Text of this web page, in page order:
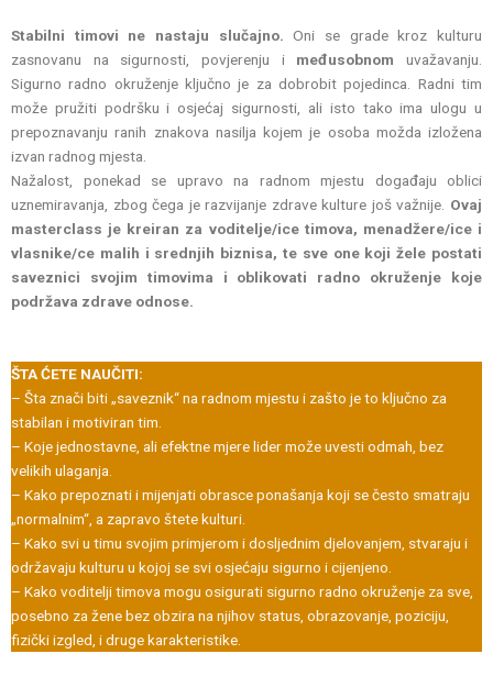
Stabilni timovi ne nastaju slučajno. Oni se grade kroz kulturu
zasnovanu na sigurnosti, povjerenju i međusobnom uvažavanju.
Sigurno radno okruženje ključno je za dobrobit pojedinca. Radni tim
može pružiti podršku i osjećaj sigurnosti, ali isto tako ima ulogu u
prepoznavanju ranih znakova nasilja kojem je osoba možda izložena
izvan radnog mjesta.
Nažalost, ponekad se upravo na radnom mjestu događaju oblici
uznemiravanja, zbog čega je razvijanje zdrave kulture još važnije. Ovaj
masterclass je kreiran za voditelje/ice timova, menadžere/ice i
vlasnike/ce malih i srednjih biznisa, te sve one koji žele postati
saveznici svojim timovima i oblikovati radno okruženje koje
podržava zdrave odnose.
ŠTA ĆETE NAUČITI:
– Šta znači biti „saveznik“ na radnom mjestu i zašto je to ključno za
stabilan i motiviran tim.
– Koje jednostavne, ali efektne mjere lider može uvesti odmah, bez
velikih ulaganja.
– Kako prepoznati i mijenjati obrasce ponašanja koji se često smatraju
„normalnim“, a zapravo štete kulturi.
– Kako svi u timu svojim primjerom i dosljednim djelovanjem, stvaraju i
održavaju kulturu u kojoj se svi osjećaju sigurno i cijenjeno.
– Kako voditelji timova mogu osigurati sigurno radno okruženje za sve,
posebno za žene bez obzira na njihov status, obrazovanje, poziciju,
fizički izgled, i druge karakteristike.